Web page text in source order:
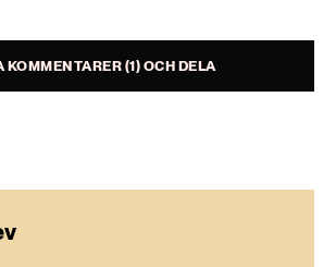
KOMMENTARER (1) OCH DELA